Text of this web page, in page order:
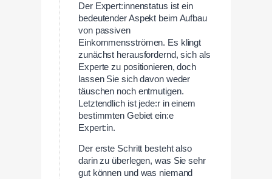
Der Expert:innenstatus ist ein
bedeutender Aspekt beim Aufbau
von passiven
Einkommensströmen. Es klingt
zunächst herausfordernd, sich als
Experte zu positionieren, doch
lassen Sie sich davon weder
täuschen noch entmutigen.
Letztendlich ist jede:r in einem
bestimmten Gebiet ein:e
Expert:in.
Der erste Schritt besteht also
darin zu überlegen, was Sie sehr
gut können und was niemand